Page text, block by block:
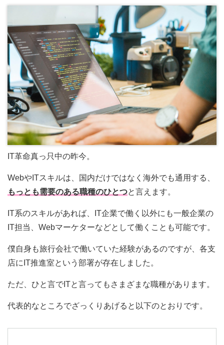
IT革命真っ只中の昨今。
WebやITスキルは、国内だけではなく海外でも通用する、
もっとも需要のある職種のひとつと言えます。
IT系のスキルがあれば、IT企業で働く以外にも一般企業の
IT担当、Webマーケターなどとして働くことも可能です。
僕自身も旅行会社で働いていた経験があるのですが、各支
店にIT推進室という部署が存在しました。
ただ、ひと言でITと言ってもさまざまな職種があります。
代表的なところでざっくりあげると以下のとおりです。